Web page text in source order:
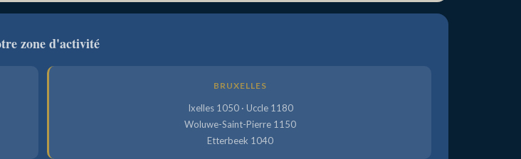
zone d'activité
BRUXELLES
Ixelles 1050 · Uccle 1180
Woluwe-Saint-Pierre 1150
Etterbeek 1040